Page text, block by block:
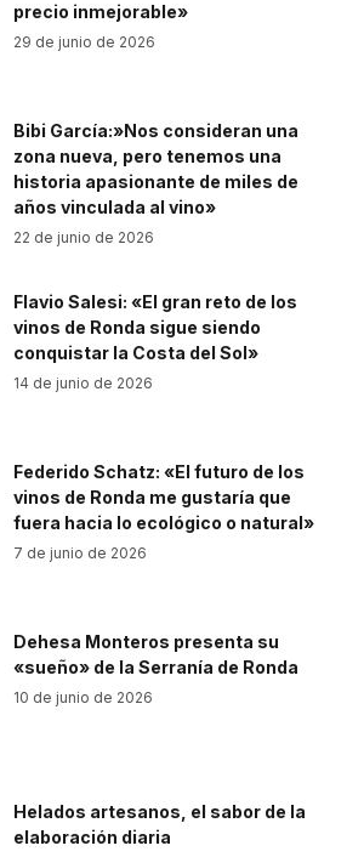
precio inmejorable»
29 de junio de 2026
Bibi García:»Nos consideran una
zona nueva, pero tenemos una
historia apasionante de miles de
años vinculada al vino»
22 de junio de 2026
Flavio Salesi: «El gran reto de los
vinos de Ronda sigue siendo
conquistar la Costa del Sol»
14 de junio de 2026
Federido Schatz: «El futuro de los
vinos de Ronda me gustaría que
fuera hacia lo ecológico o natural»
7 de junio de 2026
Dehesa Monteros presenta su
«sueño» de la Serranía de Ronda
10 de junio de 2026
Helados artesanos, el sabor de la
elaboración diaria